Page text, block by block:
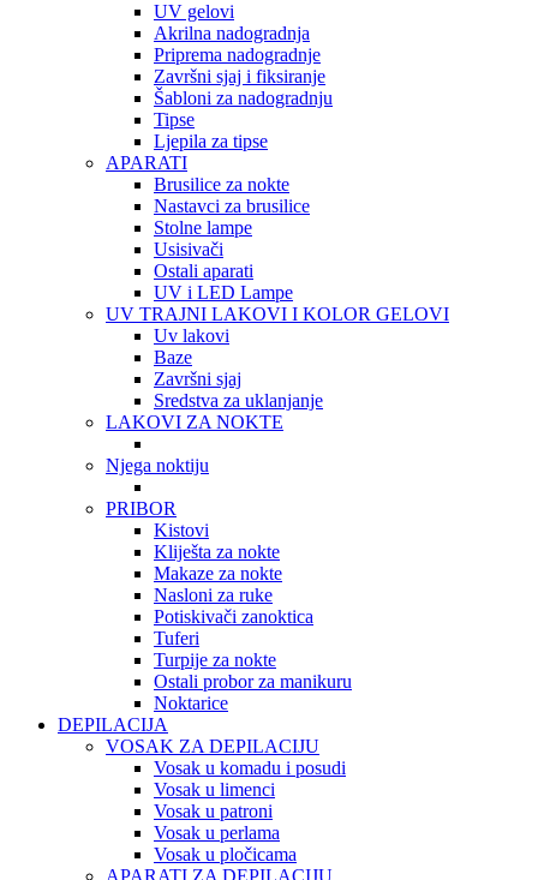
UV gelovi
Akrilna nadogradnja
Priprema nadogradnje
Završni sjaj i fiksiranje
Šabloni za nadogradnju
Tipse
Ljepila za tipse
APARATI
Brusilice za nokte
Nastavci za brusilice
Stolne lampe
Usisivači
Ostali aparati
UV i LED Lampe
UV TRAJNI LAKOVI I KOLOR GELOVI
Uv lakovi
Baze
Završni sjaj
Sredstva za uklanjanje
LAKOVI ZA NOKTE
Njega noktiju
PRIBOR
Kistovi
Kliješta za nokte
Makaze za nokte
Nasloni za ruke
Potiskivači zanoktica
Tuferi
Turpije za nokte
Ostali probor za manikuru
Noktarice
DEPILACIJA
VOSAK ZA DEPILACIJU
Vosak u komadu i posudi
Vosak u limenci
Vosak u patroni
Vosak u perlama
Vosak u pločicama
APARATI ZA DEPILACIJU